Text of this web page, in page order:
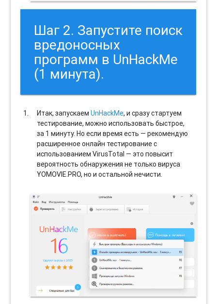
Шаг 2. Запустите поиск
вредоносных
программ в UnHackMe
(1 минута).
Итак, запускаемUnHackMe, и сразу стартуем
тестирование, можно использовать быстрое,
за 1 минуту. Но если время есть — рекомендую
расширенное онлайн тестирование с
использованием VirusTotal — это повысит
вероятность обнаружения не только вируса
YOMOVIE.PRO, но и остальной нечисти.